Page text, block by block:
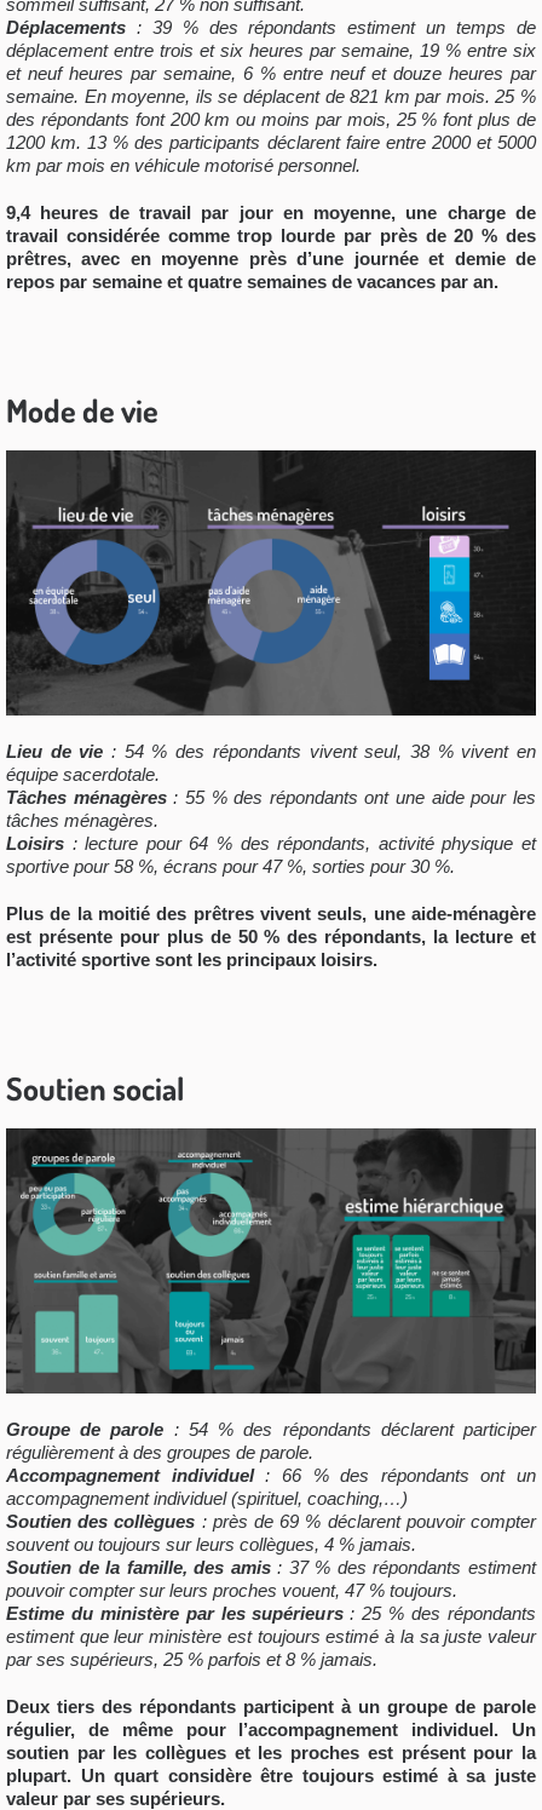
Déplacements : 39 % des répondants estiment un temps de
déplacement entre trois et six heures par semaine, 19 % entre six
et neuf heures par semaine, 6 % entre neuf et douze heures par
semaine. En moyenne, ils se déplacent de 821 km par mois. 25 %
des répondants font 200 km ou moins par mois, 25 % font plus de
1200 km. 13 % des participants déclarent faire entre 2000 et 5000
km par mois en véhicule motorisé personnel.
9,4 heures de travail par jour en moyenne, une charge de
travail considérée comme trop lourde par près de 20 % des
prêtres, avec en moyenne près d’une journée et demie de
repos par semaine et quatre semaines de vacances par an.
Mode de vie
Lieu de vie : 54 % des répondants vivent seul, 38 % vivent en
équipe sacerdotale.
Tâches ménagères: 55 % des répondants ont une aide pour les
tâches ménagères.
Loisirs : lecture pour 64 % des répondants, activité physique et
sportive pour 58 %, écrans pour 47 %, sorties pour 30 %.
Plus de la moitié des prêtres vivent seuls, une aide-ménagère
est présente pour plus de 50 % des répondants, la lecture et
l’activité sportive sont les principaux loisirs.
Soutien social
Groupe de parole : 54 % des répondants déclarent participer
régulièrement à des groupes de parole.
Accompagnement individuel: 66 % des répondants ont un
accompagnementindividuel(spirituel, coaching,…)
Soutien des collègues : près de 69 % déclarent pouvoir compter
souvent ou toujours sur leurs collègues, 4 % jamais.
Soutien de la famille, des amis: 37 % des répondants estiment
pouvoir compter sur leurs proches vouent, 47 % toujours.
Estime du ministère par les supérieurs: 25 % des répondants
estiment que leur ministère est toujours estimé à la sa juste valeur
par ses supérieurs, 25 % parfois et 8 % jamais.
Deux tiers des répondants participent à un groupe de parole
régulier, de même pour l’accompagnement individuel. Un
soutien par les collègues et les proches est présent pour la
plupart. Un quart considère être toujours estimé à sa juste
valeur par ses supérieurs.